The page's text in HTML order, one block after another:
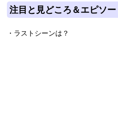
注目と見どころ＆エピソー
・ラストシーンは？